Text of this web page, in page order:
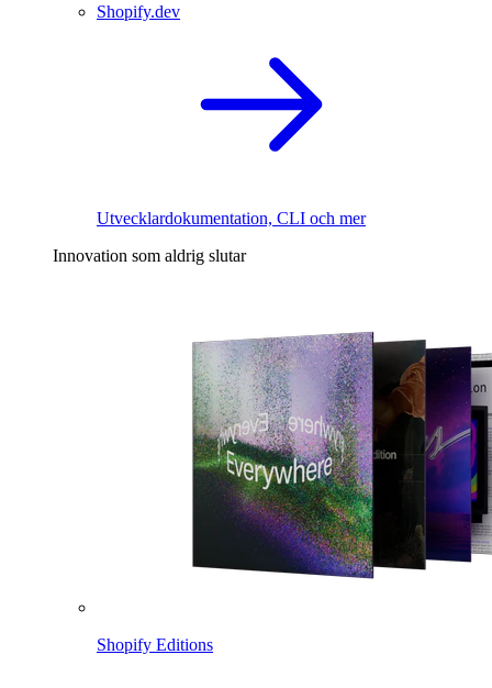
Shopify.dev
Utvecklardokumentation, CLI och mer
Innovation som aldrig slutar
Shopify Editions